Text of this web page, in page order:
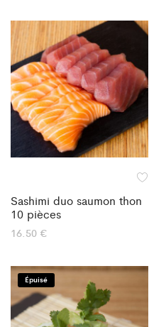
Sashimi duo saumon thon
10 pièces
16.50 €
Épuisé